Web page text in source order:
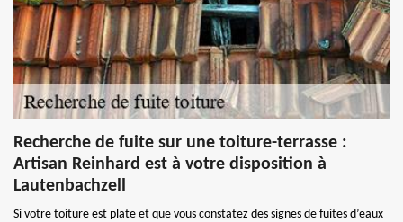
Recherche de fuite sur une toiture-terrasse :
Artisan Reinhard est à votre disposition à
Lautenbachzell
Si votre toiture est plate et que vous constatez des signes de fuites d’eaux